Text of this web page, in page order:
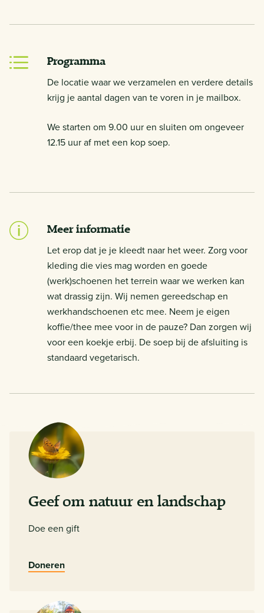
Programma
De locatie waar we verzamelen en verdere details
krijg je aantal dagen van te voren in je mailbox.
We starten om 9.00 uur en sluiten om ongeveer
12.15 uur af met een kop soep.
Meer informatie
Let erop dat je je kleedt naar het weer. Zorg voor
kleding die vies mag worden en goede
(werk)schoenen het terrein waar we werken kan
wat drassig zijn. Wij nemen gereedschap en
werkhandschoenen etc mee. Neem je eigen
koffie/thee mee voor in de pauze? Dan zorgen wij
voor een koekje erbij. De soep bij de afsluiting is
standaard vegetarisch.
Geef om natuur en landschap
Doe een gift
Doneren